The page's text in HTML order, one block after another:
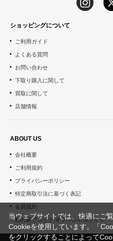
ショッピングについて
ご利用ガイド
よくある質問
お問い合わせ
下取り購入に関して
買取に関して
店舗情報
ABOUT US
会社概要
ご利用規約
プライバシーポリシー
特定商取引法に基づく表記
会員規約
杜の家ブルック オフィシャルサイト
当ウェブサイトでは、快適にご
Cookieを使用しています。「
をクリックすることによって